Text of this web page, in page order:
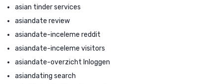
asian tinder services
asiandate review
asiandate-inceleme reddit
asiandate-inceleme visitors
asiandate-overzicht Inloggen
asiandating search